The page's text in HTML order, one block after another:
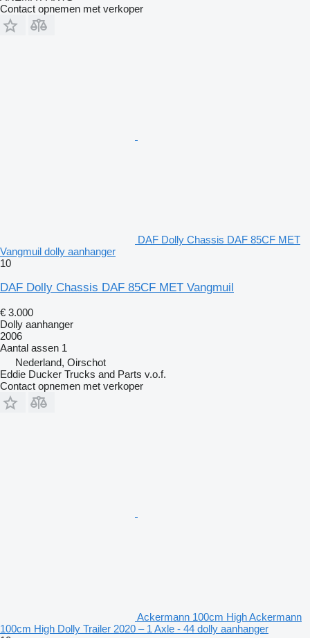
Contact opnemen met verkoper
DAF Dolly Chassis DAF 85CF MET
Vangmuil dolly aanhanger
10
DAF Dolly Chassis DAF 85CF MET Vangmuil
€ 3.000
Dolly aanhanger
2006
Aantal assen 1
Nederland, Oirschot
Eddie Ducker Trucks and Parts v.o.f.
Contact opnemen met verkoper
Ackermann 100cm High Ackermann
100cm High Dolly Trailer 2020 – 1 Axle - 44 dolly aanhanger